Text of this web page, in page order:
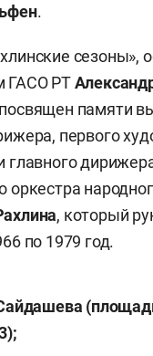
.
сезоны»,
ГАСО РТ
памяти
первого
главного
оркестра
, который
по 1979 год.